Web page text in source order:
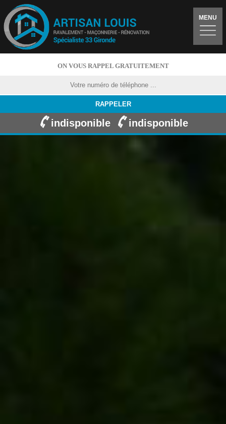
MENU
ON VOUS RAPPEL GRATUITEMENT
indisponible indisponible